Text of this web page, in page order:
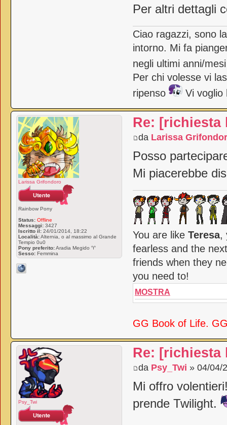
Per altri dettagli
Ciao ragazzi, sono
intorno. Mi fa
negli ultimi anni/
Per chi volesse vi
ripenso
Vi voglio
Re: [richiesta
da Larissa
Posso
Mi piacerebbe
You are like Teresa,
fearless and the
friends when they
you need to!
MOSTRA
GG Book of Life.
Larissa Grifondoro
Rainbow Pony
Status: Offline
Messaggi: 3427
Iscritto il: 24/01/2014, 18:22
Località:Alternia, o al massimo al Grande
Tempio 0u0
Pony preferito:Aradia Megido ♈
Sesso: Femmina
Re: [richiesta
da Psy_Twi » 04/04/
Mi offro
prende Twilight.
Psy_Twi